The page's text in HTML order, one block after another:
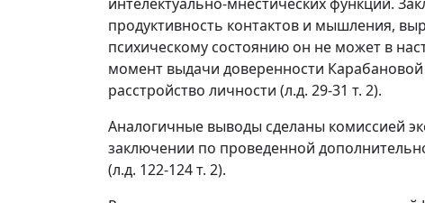
продуктивность контактов и мышления,
психическому состоянию он не может в
момент выдачи доверенности Карабановой
расстройство личности (л.д. 29-31 т. 2).
Аналогичные выводы сделаны комиссией
заключении по проведенной
(л.д. 122-124 т. 2).